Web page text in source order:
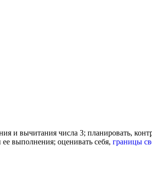
и вычитания числа 3; планировать,
выполнения; оценивать себя, границы